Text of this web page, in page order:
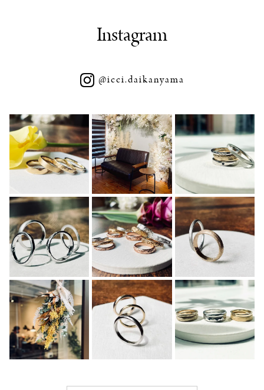
Instagram
@icci.daikanyama